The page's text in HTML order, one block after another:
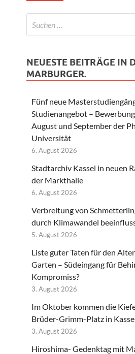
NEUESTE BEITRÄGE IN
MARBURGER.
Fünf neue
Studienangebot –
August und September der
Universität
6. August 2026
Stadtarchiv Kassel in neuen
der Markthalle
6. August 2026
Verbreitung von
durch Klimawandel
5. August 2026
Liste guter Taten für den
Garten – Südeingang für
Kompromiss?
3. August 2026
Im Oktober kommen die
Brüder-Grimm-Platz in
3. August 2026
Hiroshima- Gedenktag mit